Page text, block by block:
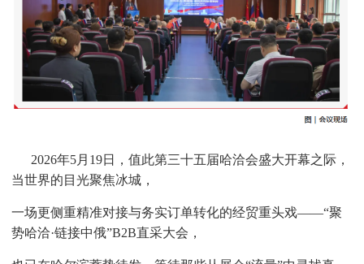
2026年5月19日，值此第三十五届哈洽会盛大开幕之际，
当世界的目光聚焦冰城，
一场更侧重精准对接与务实订单转化的经贸重头戏——“聚
势哈洽·链接中俄”B2B直采大会，